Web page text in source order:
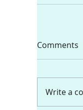
Comments
Write a